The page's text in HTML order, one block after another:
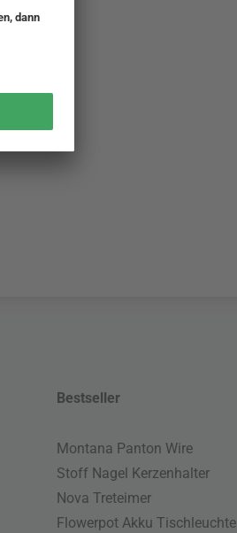
Bestseller
Montana Panton Wire
Stoff Nagel Kerzenhalter
Nova Treteimer
Flowerpot Akku Tischleuchte